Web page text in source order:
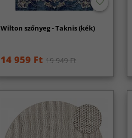
Wilton szőnyeg - Taknis (kék)
14 959 Ft 19 949 Ft